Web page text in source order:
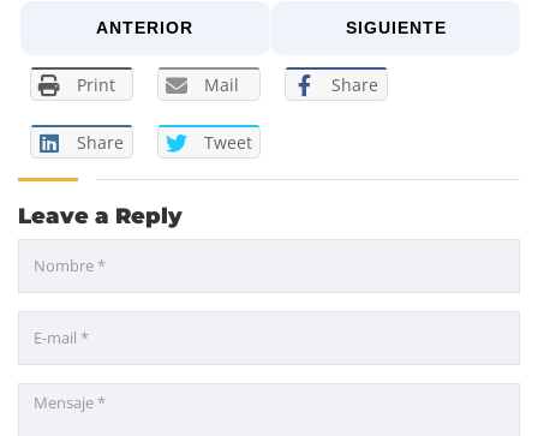
ANTERIOR SIGUIENTE
Print Mail Share
Share Tweet
Leave a Reply